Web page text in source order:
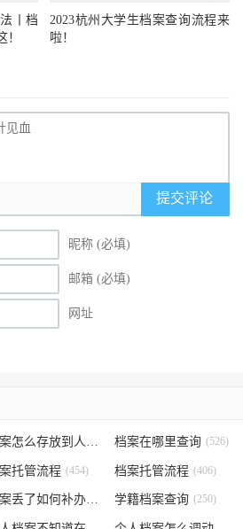
丨档
2023杭州大学生档案查询流程来
啦！
提交评论
昵称 (必填)
邮箱 (必填)
网址
(535)
档案在哪里查询 (526)
托管流程 (454) 档案托管流程 (406)
档案丢了如何补办 学籍档案查询 (250)